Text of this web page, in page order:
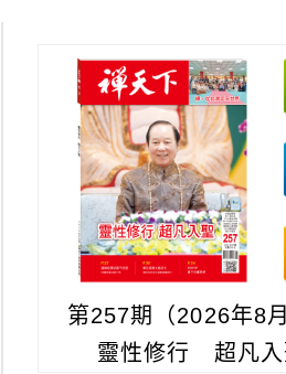
第257期（2026年8月
靈性修行 超凡入